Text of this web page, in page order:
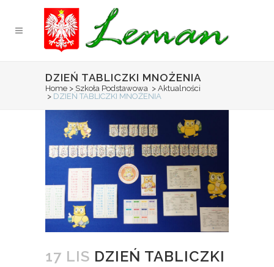
DZIEŃ TABLICZKI MNOŻENIA
Home > Szkoła Podstawowa > Aktualności
> DZIEŃ TABLICZKI MNOŻENIA
17 LIS DZIEŃ TABLICZKI